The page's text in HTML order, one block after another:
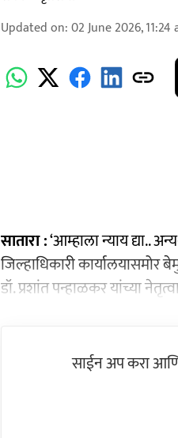
Updated on:02 June 2026, 11:24
सातारा :‘आम्हाला न्याय द्या..
जिल्हाधिकारी
डॉ. प्रशांत पन्हाळकर यांच्या
साईन अप करा